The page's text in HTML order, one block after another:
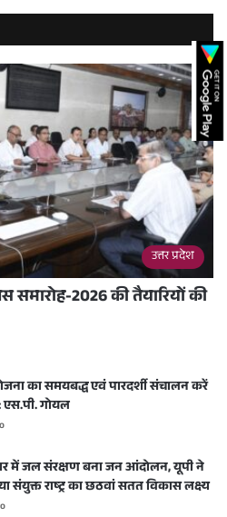
उत्तर प्रदेश
समारोह-2026 की तैयारियों की
का समयबद्ध एवं पारदर्शी संचालन करें
एस.पी. गोयल
में जल संरक्षण बना जन आंदोलन, यूपी ने
संयुक्त राष्ट्र का छठवां सतत विकास लक्ष्य